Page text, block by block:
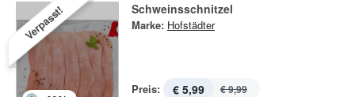
Verpasst! Schweinsschnitzel
Marke: Hofstädter
Preis: € 5,99 € 9,99